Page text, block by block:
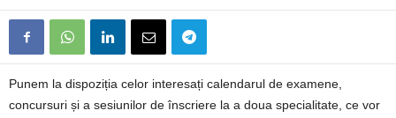
Punem la dispoziția celor interesați calendarul de examene,
concursuri și a sesiunilor de înscriere la a doua specialitate, ce vor